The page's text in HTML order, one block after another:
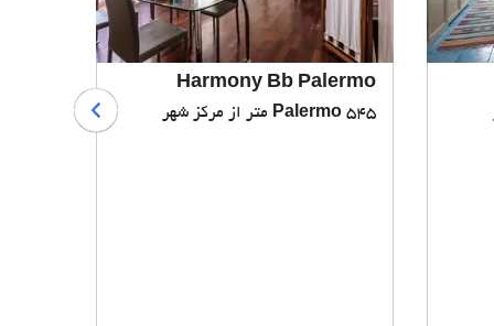
Harmony Bb Palermo
Palermo 545 متر از مرکز شهر